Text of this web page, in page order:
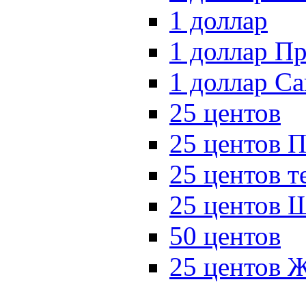
1 доллар
1 доллар
1 доллар
25 центов
25 центов
25 центов
25 центов
50 центов
25 центов